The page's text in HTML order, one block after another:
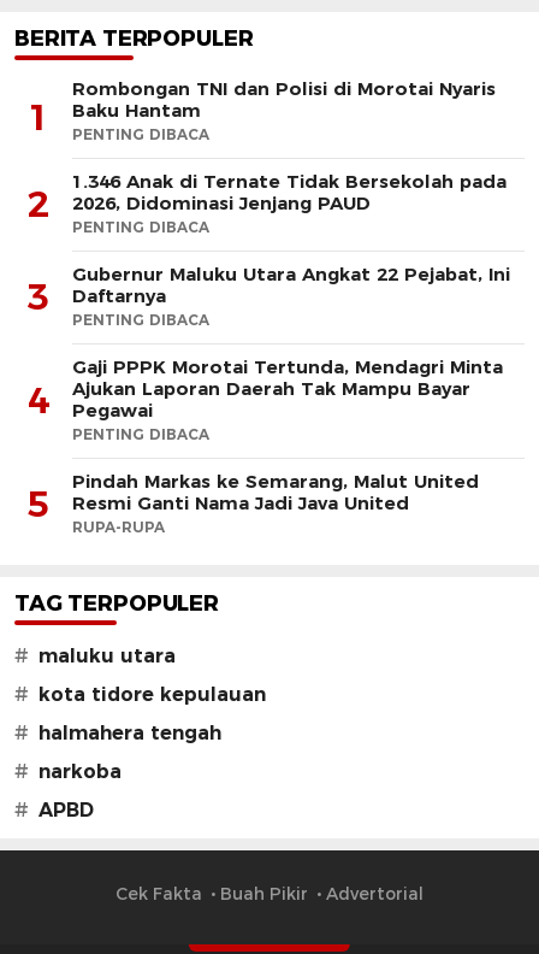
BERITA TERPOPULER
1
Rombongan TNI dan Polisi di Morotai Nyaris
Baku Hantam
PENTING DIBACA
2
1.346 Anak di Ternate Tidak Bersekolah pada
2026, Didominasi Jenjang PAUD
PENTING DIBACA
3
Gubernur Maluku Utara Angkat 22 Pejabat, Ini
Daftarnya
PENTING DIBACA
4
Gaji PPPK Morotai Tertunda, Mendagri Minta
Ajukan Laporan Daerah Tak Mampu Bayar
Pegawai
PENTING DIBACA
5
Pindah Markas ke Semarang, Malut United
Resmi Ganti Nama Jadi Java United
RUPA-RUPA
TAG TERPOPULER
# maluku utara
# kota tidore kepulauan
# halmahera tengah
# narkoba
# APBD
Cek Fakta Buah Pikir Advertorial